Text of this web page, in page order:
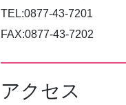
TEL:0877-43-7201
FAX:0877-43-7202
アクセス